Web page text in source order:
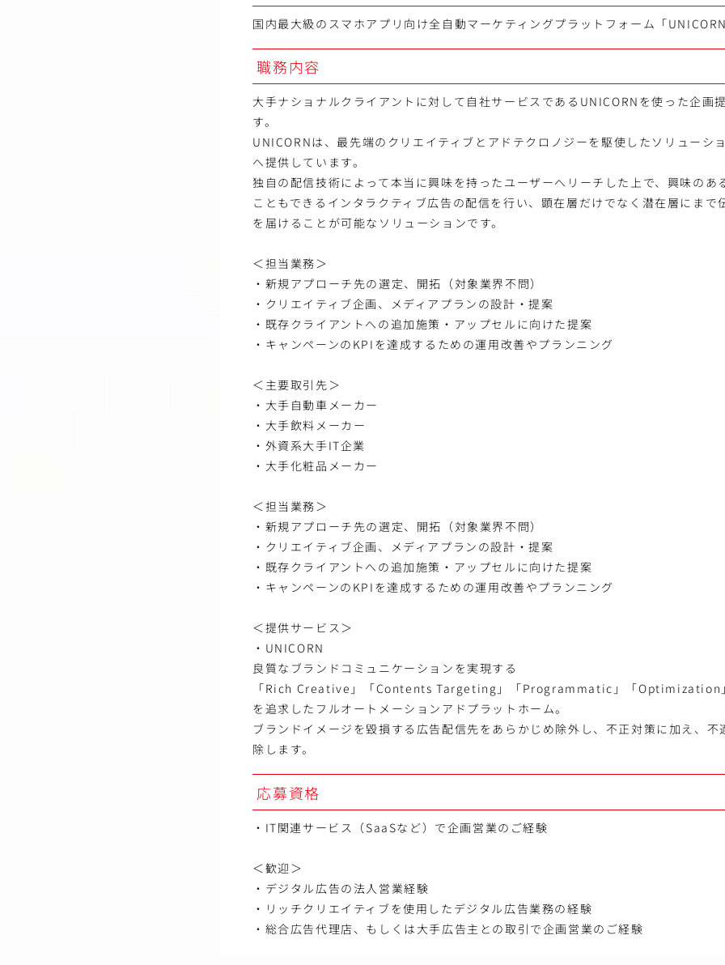
国内最大級のスマホアプリ向け全自動マーケティングプラットフォーム「
職務内容
大手ナショナルクライアントに対して自社サービスであるUNICORNを使った企画
す。
UNICORNは、最先端のクリエイティブとアドテクロノジーを駆使したソリューシ
へ提供しています。
独自の配信技術によって本当に興味を持ったユーザーへリーチした上で、興味のあ
こともできるインタラクティブ広告の配信を行い、顕在層だけでなく潜在層にまで
を届けることが可能なソリューションです。
＜担当業務＞
・新規アプローチ先の選定、開拓（対象業界不問）
・クリエイティブ企画、メディアプランの設計・提案
・既存クライアントへの追加施策・アップセルに向けた提案
・キャンペーンのKPIを達成するための運用改善やプランニング
＜主要取引先＞
・大手自動車メーカー
・大手飲料メーカー
・外資系大手IT企業
・大手化粧品メーカー
＜担当業務＞
・新規アプローチ先の選定、開拓（対象業界不問）
・クリエイティブ企画、メディアプランの設計・提案
・既存クライアントへの追加施策・アップセルに向けた提案
・キャンペーンのKPIを達成するための運用改善やプランニング
＜提供サービス＞
・UNICORN
良質なブランドコミュニケーションを実現する
「Rich Creative」「Contents Targeting」「Programmatic」「Optimization
を追求したフルオートメーションアドプラットホーム。
ブランドイメージを毀損する広告配信先をあらかじめ除外し、不正対策に加え、不
除します。
応募資格
・IT関連サービス（SaaSなど）で企画営業のご経験
＜歓迎＞
・デジタル広告の法人営業経験
・リッチクリエイティブを使用したデジタル広告業務の経験
・総合広告代理店、もしくは大手広告主との取引で企画営業のご経験